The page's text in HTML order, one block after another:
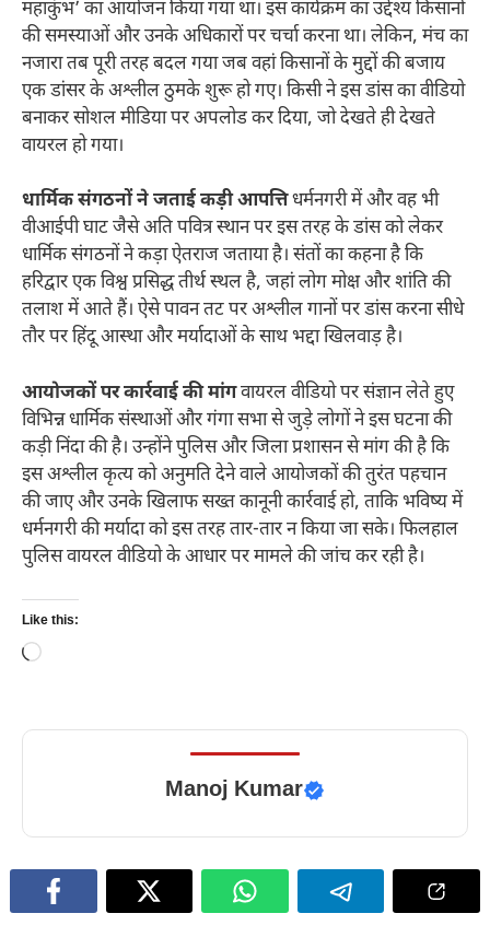
महाकुंभ’ का आयोजन किया गया था। इस कार्यक्रम का उद्देश्य किसानों
की समस्याओं और उनके अधिकारों पर चर्चा करना था। लेकिन, मंच का
नजारा तब पूरी तरह बदल गया जब वहां किसानों के मुद्दों की बजाय
एक डांसर के अश्लील ठुमके शुरू हो गए। किसी ने इस डांस का वीडियो
बनाकर सोशल मीडिया पर अपलोड कर दिया, जो देखते ही देखते
वायरल हो गया।
धार्मिक संगठनों ने जताई कड़ी आपत्तिधर्मनगरी में और वह भी
वीआईपी घाट जैसे अति पवित्र स्थान पर इस तरह के डांस को लेकर
धार्मिक संगठनों ने कड़ा ऐतराज जताया है। संतों का कहना है कि
हरिद्वार एक विश्व प्रसिद्ध तीर्थ स्थल है, जहां लोग मोक्ष और शांति की
तलाश में आते हैं। ऐसे पावन तट पर अश्लील गानों पर डांस करना सीधे
तौर पर हिंदू आस्था और मर्यादाओं के साथ भद्दा खिलवाड़ है।
आयोजकों पर कार्रवाई की मांगवायरल वीडियो पर संज्ञान लेते हुए
विभिन्न धार्मिक संस्थाओं और गंगा सभा से जुड़े लोगों ने इस घटना की
कड़ी निंदा की है। उन्होंने पुलिस और जिला प्रशासन से मांग की है कि
इस अश्लील कृत्य को अनुमति देने वाले आयोजकों की तुरंत पहचान
की जाए और उनके खिलाफ सख्त कानूनी कार्रवाई हो, ताकि भविष्य में
धर्मनगरी की मर्यादा को इस तरह तार-तार न किया जा सके। फिलहाल
पुलिस वायरल वीडियो के आधार पर मामले की जांच कर रही है।
Like this:
Loading…
Manoj Kumar